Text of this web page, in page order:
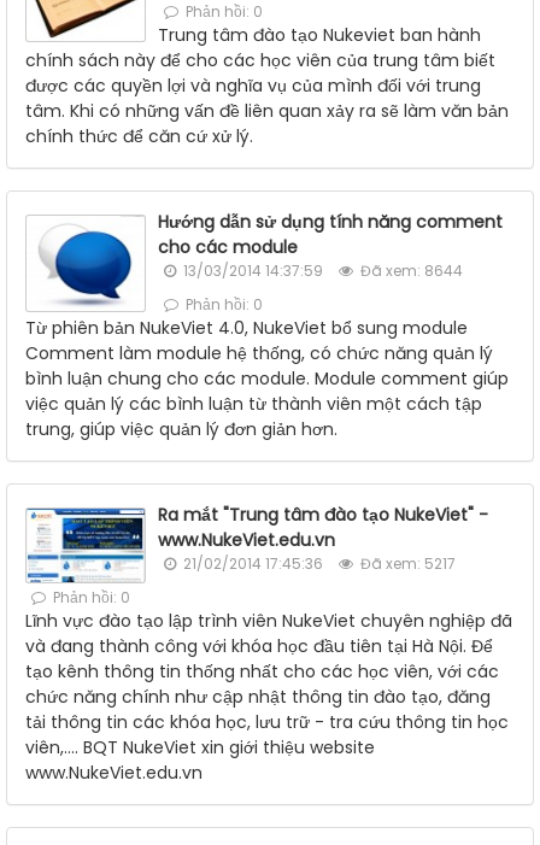
Phản hồi: 0
Trung tâm đào tạo Nukeviet ban hành
chính sách này để cho các học viên của trung tâm biết
được các quyền lợi và nghĩa vụ của mình đối với trung
tâm. Khi có những vấn đề liên quan xảy ra sẽ làm văn bản
chính thức để căn cứ xử lý.
Hướng dẫn sử dụng tính năng comment
cho các module
13/03/2014 14:37:59
Đã xem: 8644
Phản hồi: 0
Từ phiên bản NukeViet 4.0, NukeViet bổ sung module
Comment làm module hệ thống, có chức năng quản lý
bình luận chung cho các module. Module comment giúp
việc quản lý các bình luận từ thành viên một cách tập
trung, giúp việc quản lý đơn giản hơn.
Ra mắt "Trung tâm đào tạo NukeViet" -
www.NukeViet.edu.vn
21/02/2014 17:45:36
Đã xem: 5217
Phản hồi: 0
Lĩnh vực đào tạo lập trình viên NukeViet chuyên nghiệp đã
và đang thành công với khóa học đầu tiên tại Hà Nội. Để
tạo kênh thông tin thống nhất cho các học viên, với các
chức năng chính như cập nhật thông tin đào tạo, đăng
tải thông tin các khóa học, lưu trữ - tra cứu thông tin học
viên,.... BQT NukeViet xin giới thiệu website
www.NukeViet.edu.vn